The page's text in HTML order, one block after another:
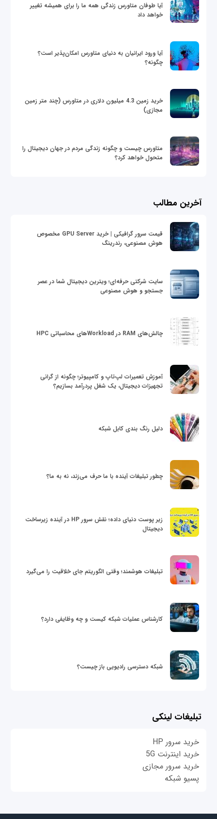
آیا طوفان متاورس زندگی همه ما را برای همیشه تغییر
خواهد داد
آیا ورود ایرانیان به دنیای متاورس امکان‌پذیر است؟
چگونه؟
خرید زمین 4.3 میلیون دلاری در متاورس (چند متر زمین
مجازی)
متاورس چیست و چگونه زندگی مردم در جهان دیجیتال را
متحول خواهد کرد؟
آخرین مطالب
قیمت سرور گرافیکی | خرید GPU Server مخصوص
هوش مصنوعی، رندرینگ
سایت شرکتی حرفه‌ای؛ ویترین دیجیتال شما در عصر
جستجو و هوش مصنوعی
چالش‌های RAM در Workloadهای محاسباتی HPC
آموزش تعمیرات لپ‌تاپ و کامپیوتر؛ چگونه از گرانی
تجهیزات دیجیتال، یک شغل پردرآمد بسازیم؟
دلیل رنگ بندی کابل شبکه
چطور تبلیغات آینده با ما حرف می‌زند، نه به ما؟
زیر پوست دنیای داده؛ نقش سرور HP در آینده زیرساخت
دیجیتال
تبلیغات هوشمند؛ وقتی الگوریتم جای خلاقیت را می‌گیرد
کارشناس عملیات شبکه کیست و چه وظایفی دارد؟
شبکه دسترسی رادیویی باز چیست؟
تبلیغات لینکی
خرید سرور HP
خرید اینترنت 5G
خرید سرور مجازی
پسیو شبکه